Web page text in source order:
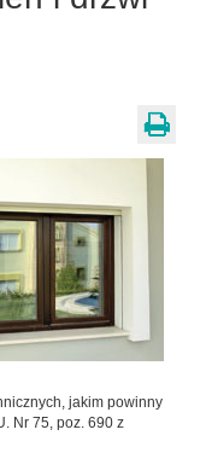
jakim powinny
Nr 75, poz. 690 z